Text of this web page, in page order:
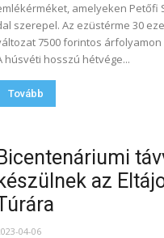
amelyeken Petőfi
szerepel. Az ezüstérme 30
7500 forintos
húsvéti hosszú hétvége...
Tovább
Bicentenáriumi
készülnek az
04-06